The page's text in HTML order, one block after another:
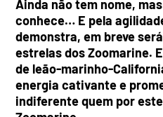
Ainda não tem nome,
conhece… E pela
demonstra, em breve
estrelas dos Zoomarine.
de leão-marinho-
energia cativante e
indiferente quem por